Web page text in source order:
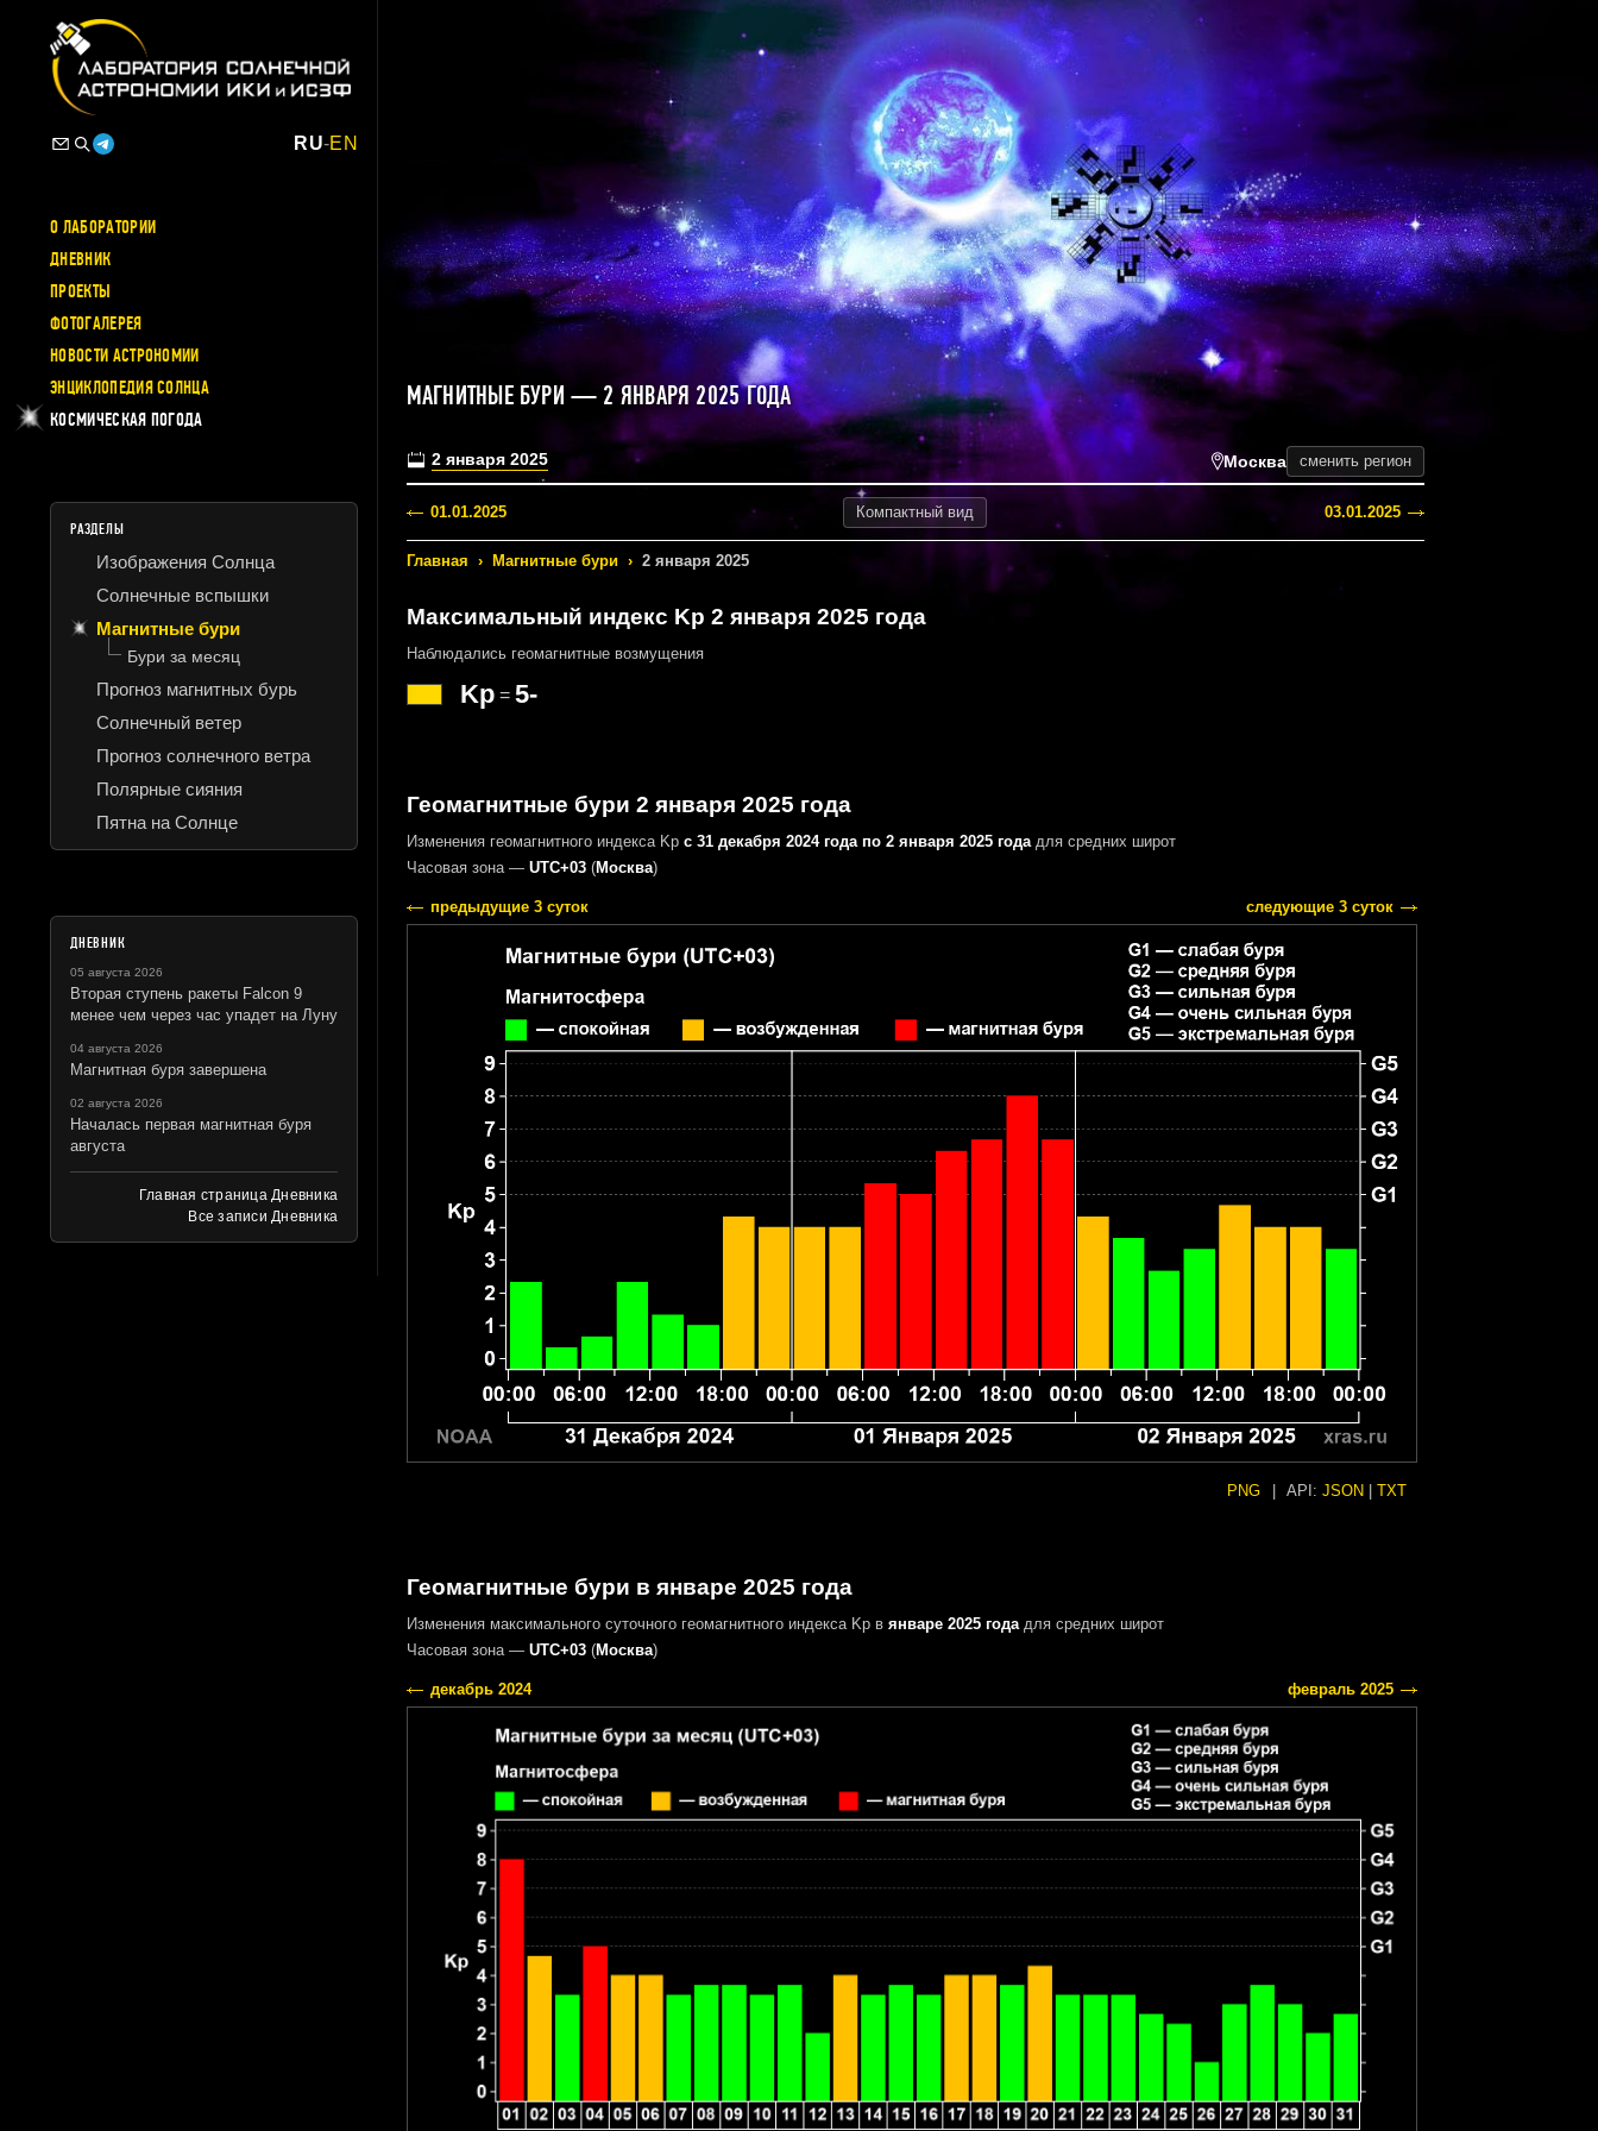
RU-EN
О ЛАБОРАТОРИИ
ДНЕВНИК
ПРОЕКТЫ
ФОТОГАЛЕРЕЯ
НОВОСТИ АСТРОНОМИИ
ЭНЦИКЛОПЕДИЯ СОЛНЦА
КОСМИЧЕСКАЯ ПОГОДА
РАЗДЕЛЫ
Изображения Солнца
Солнечные вспышки
Магнитные бури
Бури за месяц
Прогноз магнитных бурь
Солнечный ветер
Прогноз солнечного ветра
Полярные сияния
Пятна на Солнце
ДНЕВНИК
05 августа 2026
Вторая ступень ракеты Falcon 9
менее чем через час упадет на Луну
04 августа 2026
Магнитная буря завершена
02 августа 2026
Началась первая магнитная буря
августа
Главная страница Дневника
Все записи Дневника
МАГНИТНЫЕ БУРИ — 2 ЯНВАРЯ 2025 ГОДА
2 января 2025 Москва сменить регион
01.01.2025 Компактный вид 03.01.2025
Главная › Магнитные бури › 2 января 2025
Максимальный индекс Kp 2 января 2025 года
Наблюдались геомагнитные возмущения
Kp= 5-
Геомагнитные бури 2 января 2025 года
Изменения геомагнитного индекса Kp с 31 декабря 2024 года по 2 января 2025 годадля средних широт
Часовая зона — UTC+03(Москва)
предыдущие 3 суток следующие 3 суток
PNG API: JSON TXT
Геомагнитные бури в январе 2025 года
Изменения максимального суточного геомагнитного индекса Kp в январе 2025 годадля средних широт
Часовая зона — UTC+03(Москва)
декабрь 2024 февраль 2025